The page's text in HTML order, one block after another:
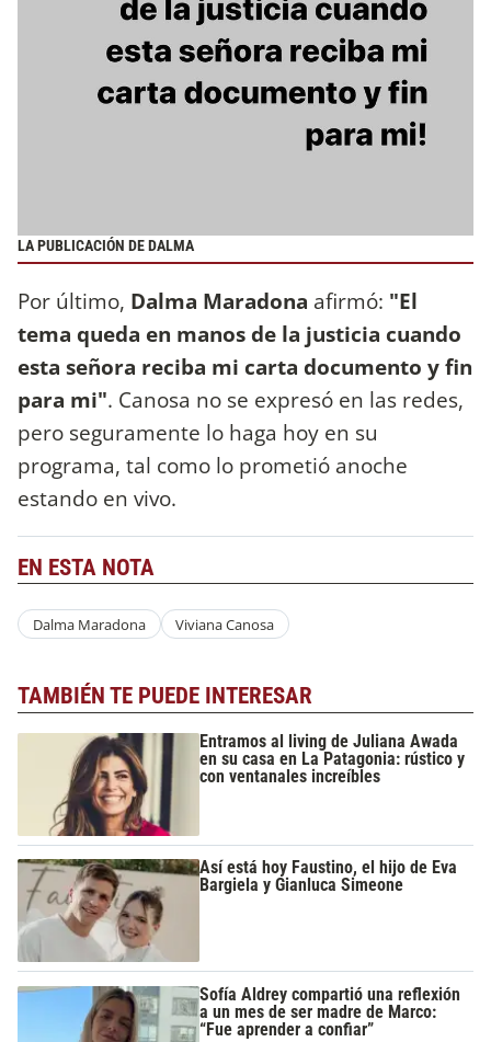
LA PUBLICACIÓN DE DALMA
Por último, Dalma Maradona afirmó: "El
tema queda en manos de la justicia cuando
esta señora reciba mi carta documento y fin
para mi". Canosa no se expresó en las redes,
pero seguramente lo haga hoy en su
programa, tal como lo prometió anoche
estando en vivo.
EN ESTA NOTA
Dalma Maradona Viviana Canosa
TAMBIÉN TE PUEDE INTERESAR
Entramos al living de Juliana Awada
en su casa en La Patagonia: rústico y
con ventanales increíbles
Así está hoy Faustino, el hijo de Eva
Bargiela y Gianluca Simeone
Sofía Aldrey compartió una reflexión
a un mes de ser madre de Marco:
“Fue aprender a confiar”